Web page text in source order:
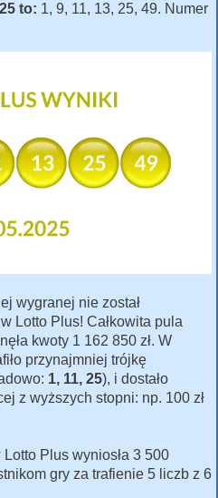
to: 1, 9, 11, 13, 25, 49. Numer
wygranej nie został
w Lotto Plus! Całkowita pula
kwoty 1 162 850 zł. W
przynajmniej trójkę
1, 11, 25), i dostało
z wyższych stopni: np. 100 zł
Plus wyniosła 3 500
gry za trafienie 5 liczb z 6